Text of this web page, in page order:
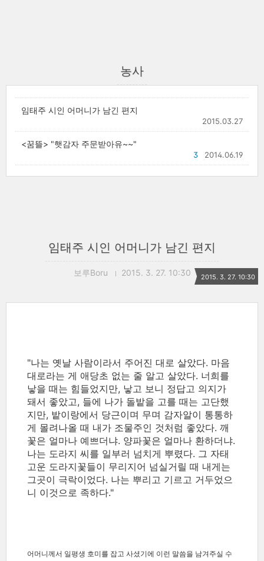
농사
임태주 시인 어머니가 남긴 편지
2015.03.27
<꿈뜰> "햇감자 주문받아유~~"
2014.06.19
3
임태주 시인 어머니가 남긴 편지
보루Boru 2015. 3. 27. 10:30 2015. 3. 27. 10:30
"나는 옛날 사람이라서 주어진 대로 살았다. 마음
대로라는 게 애당초 없는 줄 알고 살았다. 너희를
낳을 때는 힘들었지만, 낳고 보니 정답고 의지가
돼서 좋았고, 들에 나가 돌밭을 고를 때는 고단했
지만, 밭이랑에서 당근이며 무며 감자알이 통통하
게 몰려나올 때 내가 조물주인 것처럼 좋았다. 깨
꽃은 얼마나 예쁘더냐. 양파꽃은 얼마나 환하더냐.
나는 도라지 씨를 일부러 넘치게 뿌렸다. 그 자태
고운 도라지꽃들이 무리지어 넘실거릴 때 내게는
그곳이 극락이었다. 나는 뿌리고 기르고 거두었으
니 이것으로 족하다."
어머니께서 일평생 호미를 잡고 사셨기에 이런 말씀을 남겨주실 수